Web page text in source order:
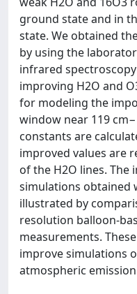
ground state and in
state. We obtained
by using the
infrared
improving H2O and
for modeling the
window near 119
constants are
improved values are
of the H2O lines.
simulations obtained
illustrated by
resolution balloon-
measurements.
improve simulations
atmospheric